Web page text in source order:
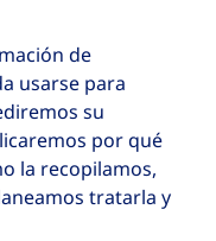
de
usarse para
su
por qué
la recopilamos,
tratarla y